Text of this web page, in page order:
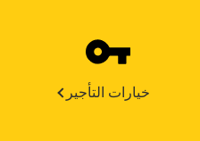
خيارات التأجير